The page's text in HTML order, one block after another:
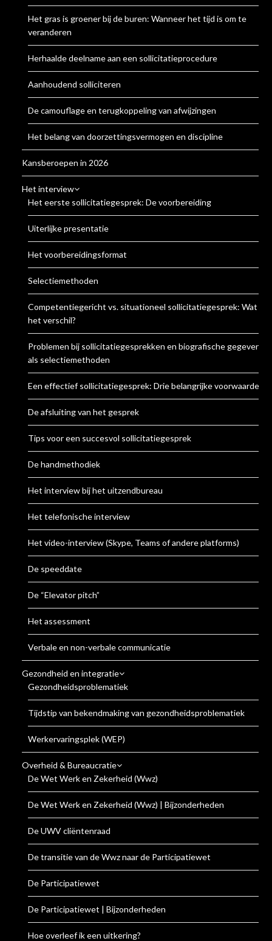
Het gras is groener bij de buren: Wanneer het tijd is om te
veranderen
Herhaalde deelname aan een sollicitatieprocedure
Aanhoudend solliciteren
De camouflage en terugkoppeling van afwijzingen
Het belang van doorzettingsvermogen en discipline
Kansberoepen in 2026
Het interview
Het eerste sollicitatiegesprek: De voorbereiding
Uiterlijke presentatie
Het voorbereidingsformat
Selectiemethoden
Competentiegericht vs. situationeel sollicitatiegesprek: Wat is
het verschil?
Problemen bij sollicitatiegesprekken en biografische gegevens
als selectiemethoden
Een effectief sollicitatiegesprek: Drie belangrijke voorwaarden
De afsluiting van het gesprek
Tips voor een succesvol sollicitatiegesprek
De handmethodiek
Het interview bij het uitzendbureau
Het telefonische interview
Het video-interview (Skype, Teams of andere platforms)
De speeddate
De “Elevator pitch”
Het assessment
Verbale en non-verbale communicatie
Gezondheid en integratie
Gezondheidsproblematiek
Tijdstip van bekendmaking van gezondheidsproblematiek
Werkervaringsplek (WEP)
Overheid & Bureaucratie
De Wet Werk en Zekerheid (Wwz)
De Wet Werk en Zekerheid (Wwz) | Bijzonderheden
De UWV cliëntenraad
De transitie van de Wwz naar de Participatiewet
De Participatiewet
De Participatiewet | Bijzonderheden
Hoe overleef ik een uitkering?